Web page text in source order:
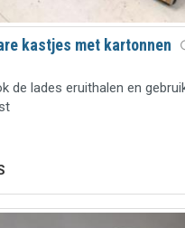
kastjes met kartonnen
de lades eruithalen en